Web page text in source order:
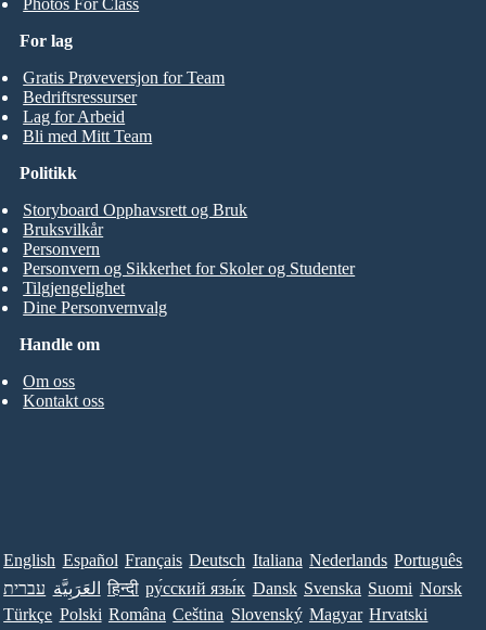
Photos For Class
For lag
Gratis Prøveversjon for Team
Bedriftsressurser
Lag for Arbeid
Bli med Mitt Team
Handle om
Om oss
Kontakt oss
Politikk
Storyboard Opphavsrett og Bruk
Bruksvilkår
Personvern
Personvern og Sikkerhet for Skoler og Studenter
Tilgjengelighet
Dine Personvernvalg
English Español Français Deutsch Italiana Nederlands Português
עברית العَرَبِيَّة हिन्दी ру́сский язы́к Dansk Svenska Suomi Norsk
Türkçe Polski Româna Ceština Slovenský Magyar Hrvatski